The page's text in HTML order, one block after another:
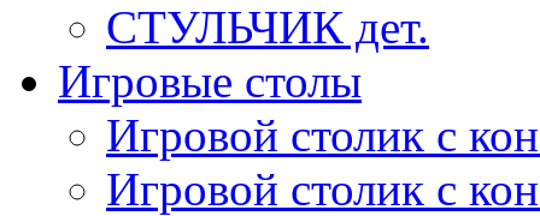
СТУЛЬЧИК дет.
Игровые столы
Игровой столик с
Игровой столик с